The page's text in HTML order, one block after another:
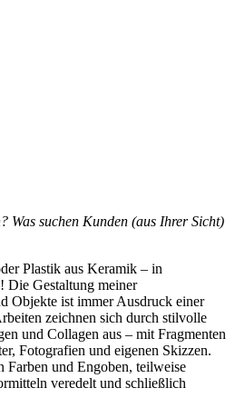
Was suchen Kunden (aus Ihrer Sicht)
Plastik aus Keramik – in
Die Gestaltung meiner
Objekte ist immer Ausdruck einer
zeichnen sich durch stilvolle
und Collagen aus – mit Fragmenten
Fotografien und eigenen Skizzen.
Farben und Engoben, teilweise
veredelt und schließlich